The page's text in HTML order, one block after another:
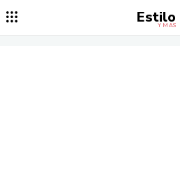
Estilo
Y MÁS